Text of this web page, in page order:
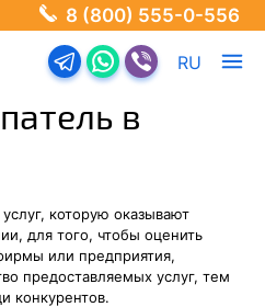
8 (800) 555-0-556
Перейти в телеграм-
Перейти в Ватсап
Перейти в
RU
в
которую оказывают
для того, чтобы оценить
или предприятия,
предоставляемых услуг, тем
конкурентов.